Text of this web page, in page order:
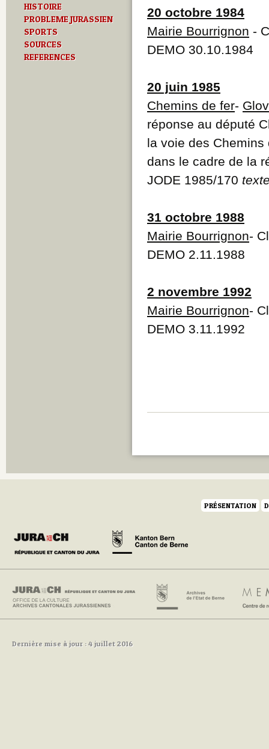
HISTOIRE
PROBLEME JURASSIEN
SPORTS
SOURCES
REFERENCES
20 octobre 1984
Mairie Bourrignon -
DEMO 30.10.1984
20 juin 1985
Chemins de fer-
réponse au député
la voie des
dans le cadre de la
JODE 1985/170
31 octobre 1988
Mairie Bourrignon-
DEMO 2.11.1988
2 novembre 1992
Mairie Bourrignon-
DEMO 3.11.1992
PRÉSENTATION
Dernière mise à jour : 4 juillet 2016